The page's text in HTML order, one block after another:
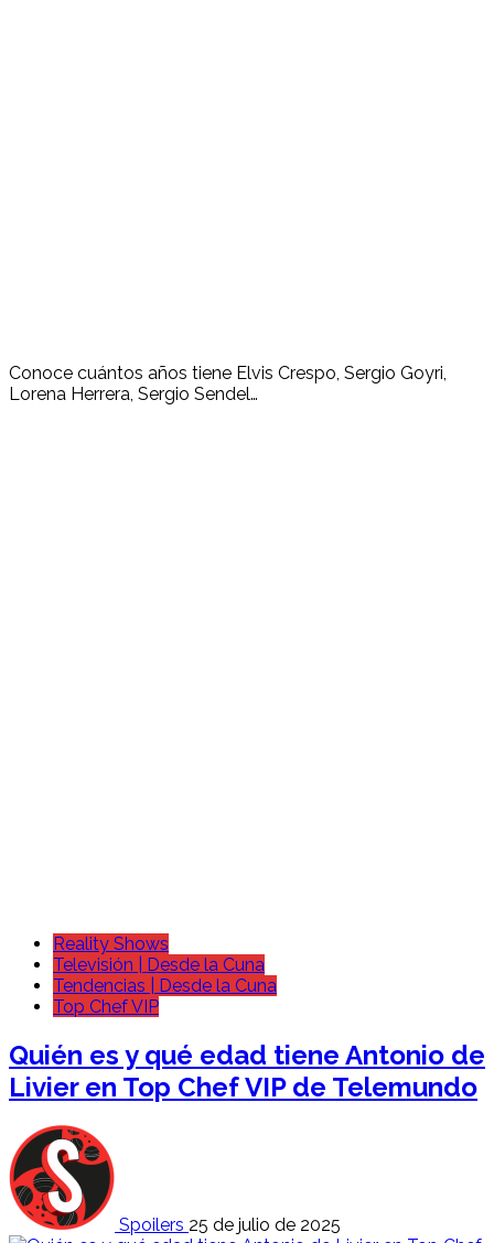
Conoce cuántos años tiene Elvis Crespo, Sergio Goyri,
Lorena Herrera, Sergio Sendel…
Reality Shows
Televisión | Desde la Cuna
Tendencias | Desde la Cuna
Top Chef VIP
Quién es y qué edad tiene Antonio de
Livier en Top Chef VIP de Telemundo
Spoilers 25 de julio de 2025